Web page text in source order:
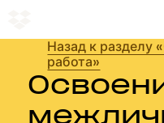
Назад к разделу
работа»